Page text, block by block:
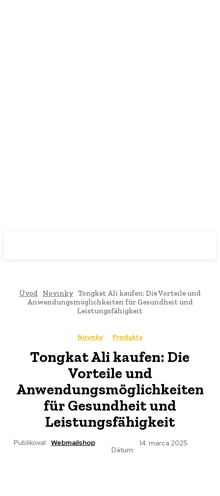
Úvod Novinky Tongkat Ali kaufen: Die Vorteile und
Anwendungsmöglichkeiten für Gesundheit und
Leistungsfähigkeit
Novinky Produkty
Tongkat Ali kaufen: Die
Vorteile und
Anwendungsmöglichkeiten
für Gesundheit und
Leistungsfähigkeit
Publikoval: Webmailshop
Dátum:
14. marca 2025